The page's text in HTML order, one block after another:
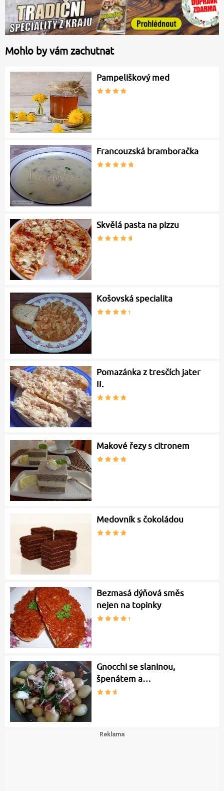
Mohlo by vám zachutnat
Pampeliškový med
Francouzská bramboračka
Skvělá pasta na pizzu
Košovská specialita
Pomazánka z tresčích jater
II.
Makové řezy s citronem
Medovník s čokoládou
Bezmasá dýňová směs
nejen na topinky
Gnocchi se slaninou,
špenátem a…